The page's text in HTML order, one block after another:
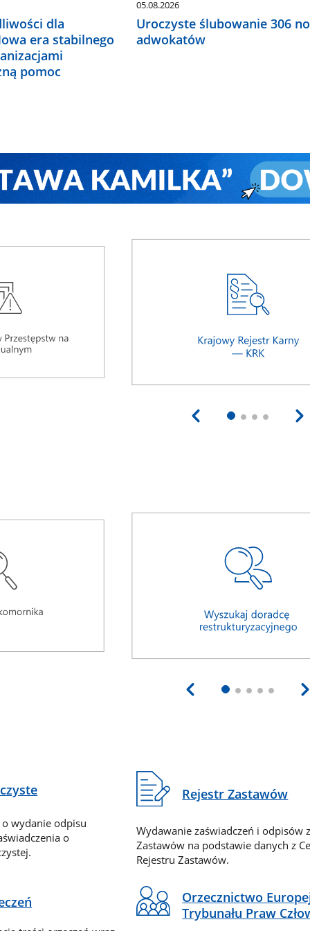
dla
era stabilnego
pomoc
05.08.2026
Uroczyste ślubowanie 306
adwokatów
wydanie odpisu
o
Rejestr Zastawów
Wydawanie zaświadczeń i odpisów
Zastawów na podstawie danych z
Rejestru Zastawów.
Orzecznictwo
Trybunału Praw